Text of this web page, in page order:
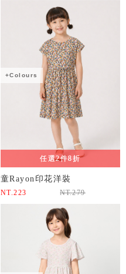
+Colours
任選2件8折
童Rayon印花洋裝
NT.223 NT.279